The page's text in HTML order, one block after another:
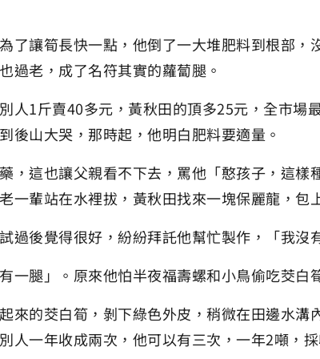
了讓筍長快一點，他倒了一大堆肥料到根部
過老，成了名符其實的蘿蔔腿。
人1斤賣40多元，黃秋田的頂多25元，全市
後山大哭，那時起，他明白肥料要適量。
，這也讓父親看不下去，罵他「憨孩子，這
一輩站在水裡拔，黃秋田找來一塊保麗龍，
過後覺得很好，紛紛拜託他幫忙製作，「我沒
一腿」。原來他怕半夜福壽螺和小鳥偷吃茭白
來的茭白筍，剝下綠色外皮，稍微在田邊水
人一年收成兩次，他可以有三次，一年2噸，採